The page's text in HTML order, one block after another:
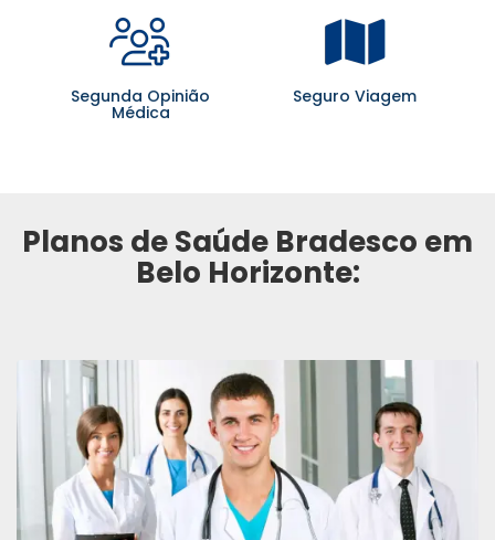
Segunda Opinião
Médica
Seguro Viagem
Planos de Saúde Bradesco em
Belo Horizonte: